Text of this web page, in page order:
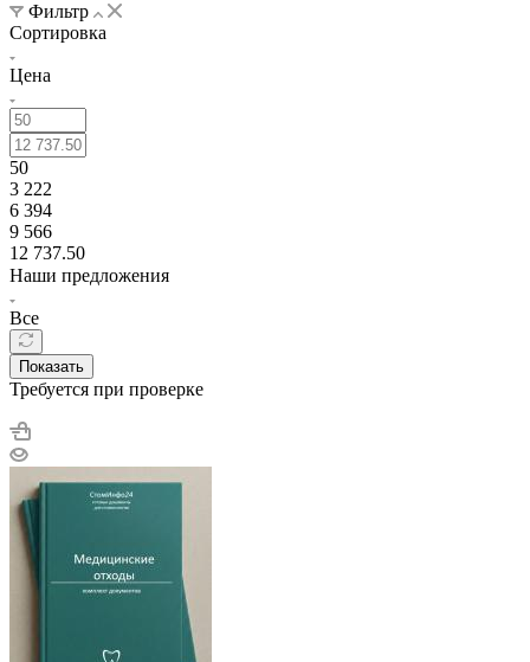
Фильтр
Сортировка
Цена
50
3 222
6 394
9 566
12 737.50
Наши предложения
Все
Показать
Требуется при проверке